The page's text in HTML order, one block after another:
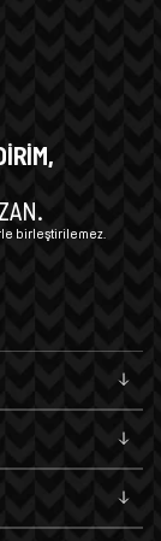
birleştirilemez.